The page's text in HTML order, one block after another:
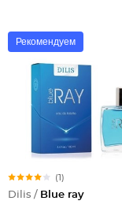
Рекомендуем
(1)
Dilis / Blue ray